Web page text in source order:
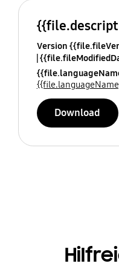
Version
Download